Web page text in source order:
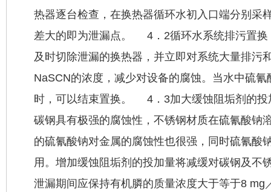
热器逐台检查，在换热器循环水初入口端分别采
差大的即为泄漏点。 4．2循环水系统排污置
及时切除泄漏的换热器，并立即对系统大量排污
NaSCN的浓度，减少对设备的腐蚀。当水中硫
时，可以结束置换。 4．3加大缓蚀阻垢剂的
碳钢具有极强的腐蚀性，不锈钢材质在硫氰酸钠
的硫氰酸钠对金属的腐蚀性也很强，同时硫氰酸
用。增加缓蚀阻垢剂的投加量将减缓对碳钢及不
泄漏期间应保持有机膦的质量浓度大于等于8 mg